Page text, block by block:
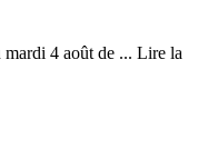
4 août de ... Lire la